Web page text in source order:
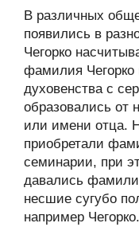
В различных
появились в
Чегорко
фамилия Чегорко
духовенства с
образовались от
или имени отца.
приобретали
семинарии, при
давались
несшие сугубо
например